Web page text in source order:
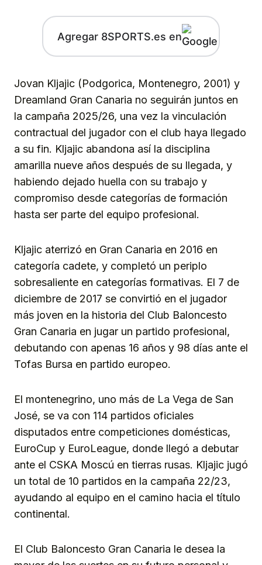
Agregar 8SPORTS.es en
Jovan Kljajic (Podgorica, Montenegro, 2001) y
Dreamland Gran Canaria no seguirán juntos en
la campaña 2025/26, una vez la vinculación
contractual del jugador con el club haya llegado
a su fin. Kljajic abandona así la disciplina
amarilla nueve años después de su llegada, y
habiendo dejado huella con su trabajo y
compromiso desde categorías de formación
hasta ser parte del equipo profesional.
Kljajic aterrizó en Gran Canaria en 2016 en
categoría cadete, y completó un periplo
sobresaliente en categorías formativas. El 7 de
diciembre de 2017 se convirtió en el jugador
más joven en la historia del Club Baloncesto
Gran Canaria en jugar un partido profesional,
debutando con apenas 16 años y 98 días ante el
Tofas Bursa en partido europeo.
El montenegrino, uno más de La Vega de San
José, se va con 114 partidos oficiales
disputados entre competiciones domésticas,
EuroCup y EuroLeague, donde llegó a debutar
ante el CSKA Moscú en tierras rusas. Kljajic jugó
un total de 10 partidos en la campaña 22/23,
ayudando al equipo en el camino hacia el título
continental.
El Club Baloncesto Gran Canaria le desea la